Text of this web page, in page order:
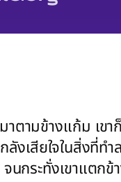
ตามข้างแก้ม เขา
งเสียใจในสิ่งที่ท
กระทั่งเขาแตกข้